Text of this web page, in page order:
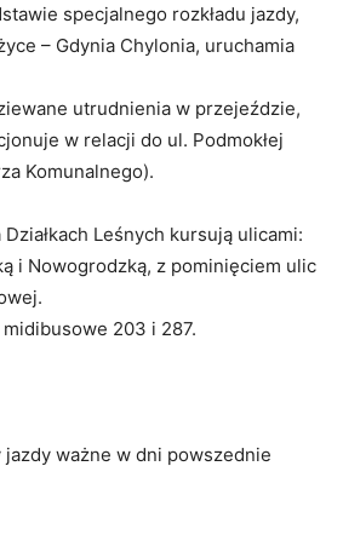
specjalnego rozkładu jazdy,
– Gdynia Chylonia, uruchamia
utrudnienia w przejeździe,
w relacji do ul. Podmokłej
Komunalnego).
Leśnych kursują ulicami:
i Nowogrodzką, z pominięciem ulic
203 i 287.
jazdy ważne w dni powszednie